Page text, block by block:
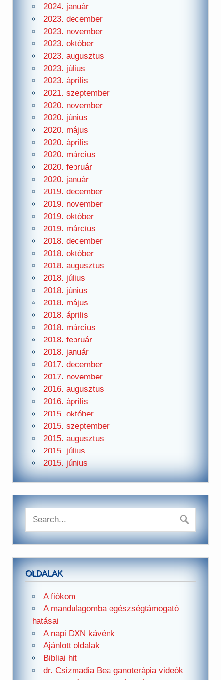
2024. január
2023. december
2023. november
2023. október
2023. augusztus
2023. július
2023. április
2021. szeptember
2020. november
2020. június
2020. május
2020. április
2020. március
2020. február
2020. január
2019. december
2019. november
2019. október
2019. március
2018. december
2018. október
2018. augusztus
2018. július
2018. június
2018. május
2018. április
2018. március
2018. február
2018. január
2017. december
2017. november
2016. augusztus
2016. április
2015. október
2015. szeptember
2015. augusztus
2015. július
2015. június
OLDALAK
A fiókom
A mandulagomba egészségtámogató
hatásai
A napi DXN kávénk
Ajánlott oldalak
Bibliai hit
dr. Csizmadia Bea ganoterápia videók